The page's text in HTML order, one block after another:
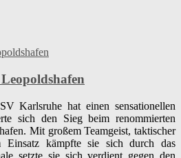
Karlsruhe hat einen sensationellen
sich den Sieg beim renommierten
Mit großem Teamgeist, taktischer
Einsatz kämpfte sie sich durch das
setzte sie sich verdient gegen den